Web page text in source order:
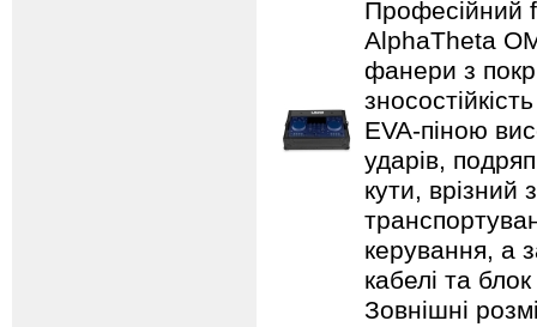
Професійний
AlphaTheta
фанери з
EVA-піною
ударів,
кути,
керування, а
кабелі та
Зовнішні